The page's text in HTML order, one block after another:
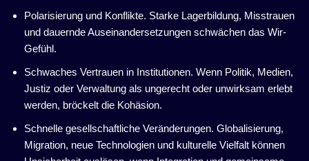
Polarisierung und Konflikte. Starke Lagerbildung, Misstrauen
und dauernde Auseinandersetzungen schwächen das Wir-
Gefühl.
Schwaches Vertrauen in Institutionen. Wenn Politik, Medien,
Justiz oder Verwaltung als ungerecht oder unwirksam erlebt
werden, bröckelt die Kohäsion.
Schnelle gesellschaftliche Veränderungen. Globalisierung,
Migration, neue Technologien und kulturelle Vielfalt können